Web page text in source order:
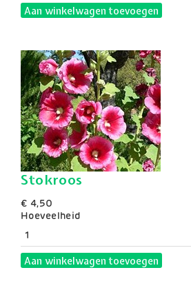
Aan winkelwagen toevoegen
Stokroos
€ 4,50
Hoeveelheid
Aan winkelwagen toevoegen